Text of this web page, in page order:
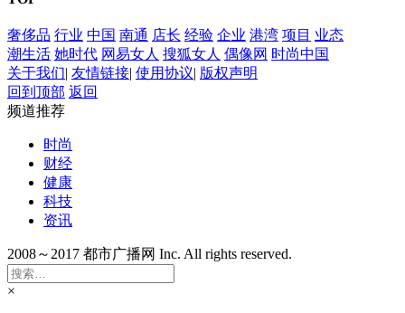
奢侈品 行业 中国 南通 店长 经验 企业 港湾 项目 业态
潮生活 她时代 网易女人 搜狐女人 偶像网 时尚中国
关于我们| 友情链接| 使用协议| 版权声明
回到顶部 返回
频道推荐
时尚
财经
健康
科技
资讯
2008～2017 都市广播网 Inc. All rights reserved.
×